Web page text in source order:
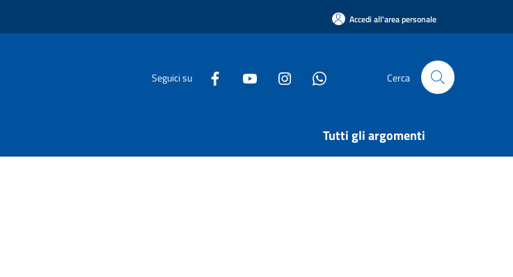
Accedi all'area personale
Seguici su Cerca
Tutti gli argomenti